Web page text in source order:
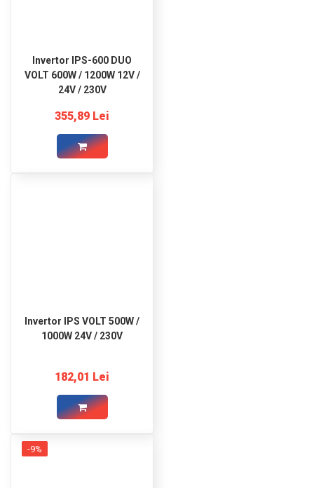
Invertor IPS-600 DUO
VOLT 600W / 1200W 12V /
24V / 230V
355,89 Lei
Invertor IPS VOLT 500W /
1000W 24V / 230V
182,01 Lei
-9%